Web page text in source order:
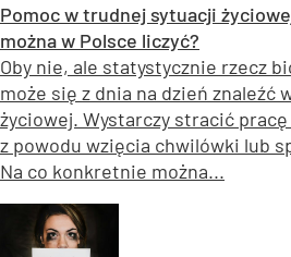
Pomoc w trudnej sytuacji
można w Polsce liczyć?
Oby nie, ale statystycznie rzecz
może się z dnia na dzień znaleźć
życiowej. Wystarczy stracić pracę
z powodu wzięcia chwilówki lub
Na co konkretnie można...